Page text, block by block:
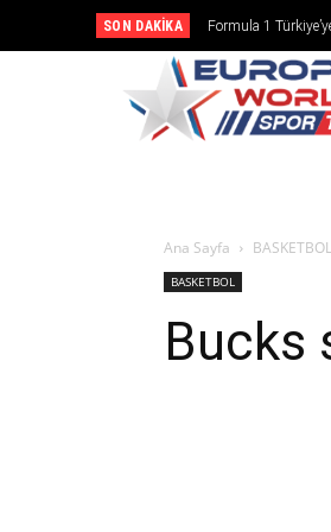
SON DAKIKA
Formula 1
Girebilir
Ana Sayfa BASKETBOL
BASKETBOL
Bucks